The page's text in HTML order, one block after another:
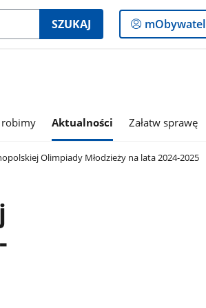
SZUKAJ
Logowanie
do
mObywatel
robimy Aktualności Załatw sprawę
Olimpiady Młodzieży na lata 2024-2025